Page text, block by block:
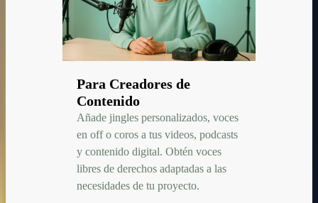
Para Creadores de
Contenido
Añade jingles personalizados, voces
en off o coros a tus videos, podcasts
y contenido digital. Obtén voces
libres de derechos adaptadas a las
necesidades de tu proyecto.